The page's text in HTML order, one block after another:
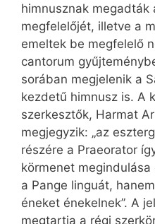
himnusznak megadták
megfelelőjét, illetve a
emeltek be megfelelő
cantorum
sorában megjelenik a
kezdetű himnusz is. A
szerkesztők, Harmat
megjegyzik: „az
részére a Praeorator
körmenet
a Pange linguát,
éneket énekelnek”. A
megtartja a régi